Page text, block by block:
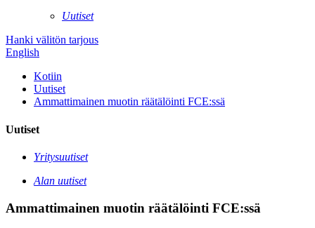
Uutiset
Hanki välitön tarjous
English
Kotiin
Uutiset
Ammattimainen muotin räätälöinti FCE:ssä
Uutiset
Yritysuutiset
Alan uutiset
Ammattimainen muotin räätälöinti FCE:ssä